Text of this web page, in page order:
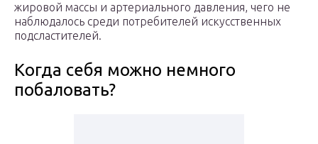
жировой массы и артериального давления, чего не
наблюдалось среди потребителей искусственных
подсластителей.
Когда себя можно немного
побаловать?